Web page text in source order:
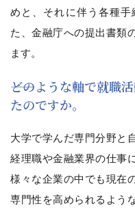
めと、それに伴う各種
た、金融庁への提出書類
ます。
――どのような軸で就
たのですか。
大学で学んだ専門分野と
経理職や金融業界の仕事
様々な企業の中でも現在
専門性を高められるよう